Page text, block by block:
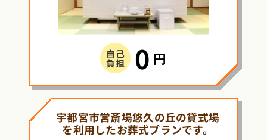
自己
負担 0 円
宇都宮市営斎場悠久の丘の貸式場
を利用したお葬式プランです。